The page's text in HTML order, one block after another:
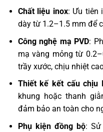
Chất liệu inox: Ưu tiên
dày từ 1.2–1.5 mm để
Công nghệ mạ PVD:
mạ vàng mỏng từ
trầy xước, chịu nhiệt
Thiết kế kết cấu chịu
khung hoặc thanh
đảm bảo an toàn cho
Phụ kiện đồng bộ: Sử